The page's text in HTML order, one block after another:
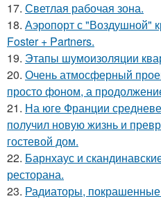
17. Светлая рабочая зона.
18. Аэропорт с "Воздушной"
Foster + Partners.
19. Этапы шумоизоляции
20. Очень атмосферный
просто фоном, а
21. На юге Франции
получил новую жизнь и
гостевой дом.
22. Барнхаус и
ресторана.
23. Радиаторы, покрашенные